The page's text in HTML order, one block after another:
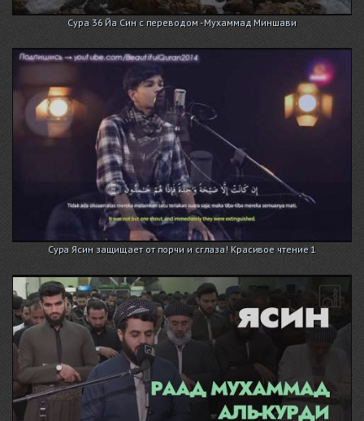
Сура 36 Йа Син с переводом - Мухаммад Миншави
Сура Ясин защищает от порчи и сглаза! Красивое чтение 1